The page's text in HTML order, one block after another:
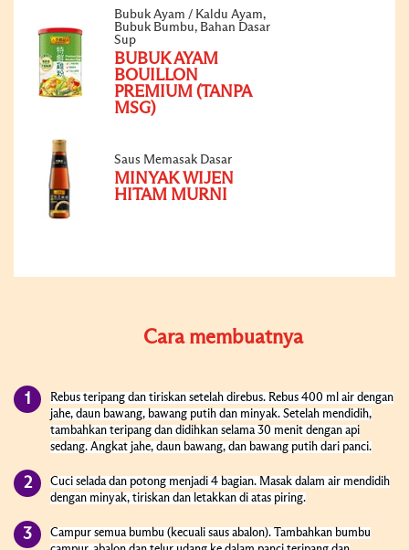
Bubuk Ayam / Kaldu Ayam,
Bubuk Bumbu, Bahan Dasar
Sup
BUBUK AYAM
BOUILLON
PREMIUM (TANPA
MSG)
Saus Memasak Dasar
MINYAK WIJEN
HITAM MURNI
Cara membuatnya
Rebus teripang dan tiriskan setelah direbus. Rebus 400 ml air dengan
jahe, daun bawang, bawang putih dan minyak. Setelah mendidih,
tambahkan teripang dan didihkan selama 30 menit dengan api
sedang. Angkat jahe, daun bawang, dan bawang putih dari panci.
Cuci selada dan potong menjadi 4 bagian. Masak dalam air mendidih
dengan minyak, tiriskan dan letakkan di atas piring.
Campur semua bumbu (kecuali saus abalon). Tambahkan bumbu